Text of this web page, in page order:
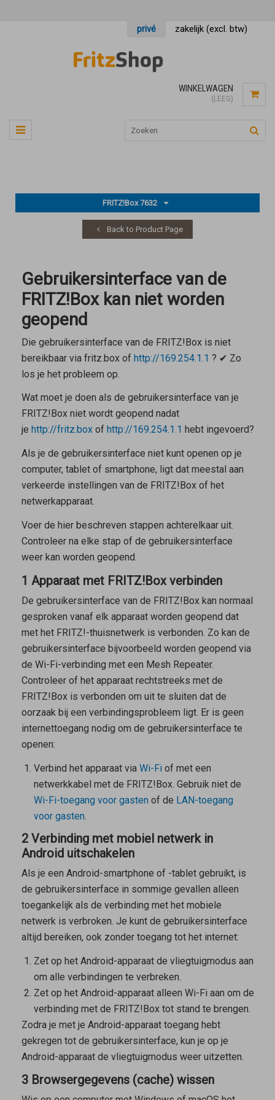
privé zakelijk (excl. btw)
WINKELWAGEN
(LEEG)
FRITZ!Box 7632
Back to Product Page
Gebruikersinterface van de
FRITZ!Box kan niet worden
geopend
Die gebruikersinterface van de FRITZ!Box is niet
bereikbaar via fritz.boxof http://169.254.1.1 ? ✔ Zo
los je het probleem op.
Wat moet je doen als de gebruikersinterface van je
FRITZ!Box niet wordt geopend nadat
je http://fritz.boxof http://169.254.1.1 hebt ingevoerd?
Als je de gebruikersinterface niet kunt openen op je
computer, tablet of smartphone, ligt dat meestal aan
verkeerde instellingen van de FRITZ!Box of het
netwerkapparaat.
Voer de hier beschreven stappen achterelkaar uit.
Controleer na elke stap of de gebruikersinterface
weer kan worden geopend.
1 Apparaat met FRITZ!Box verbinden
De gebruikersinterface van de FRITZ!Box kan normaal
gesproken vanaf elk apparaat worden geopend dat
met het FRITZ!-thuisnetwerk is verbonden. Zo kan de
gebruikersinterface bijvoorbeeld worden geopend via
de Wi-Fi-verbinding met een Mesh Repeater.
Controleer of het apparaat rechtstreeks met de
FRITZ!Box is verbonden om uit te sluiten dat de
oorzaak bij een verbindingsprobleem ligt. Er is geen
internettoegang nodig om de gebruikersinterface te
openen:
Verbind het apparaat via Wi-Fiof met een
netwerkkabel met de FRITZ!Box. Gebruik nietde
Wi-Fi-toegang voor gasten of de LAN-toegang
voor gasten
2 Verbinding met mobiel netwerk in
Android uitschakelen
Als je een Android-smartphone of -tablet gebruikt, is
de gebruikersinterface in sommige gevallen alleen
toegankelijk als de verbinding met het mobiele
netwerk is verbroken. Je kunt de gebruikersinterface
altijd bereiken, ook zonder toegang tot het internet:
Zet op het Android-apparaat de vliegtuigmodus aan
om alle verbindingen te verbreken.
Zet op het Android-apparaat alleen Wi-Fi aan om de
verbinding met de FRITZ!Box tot stand te brengen.
Zodra je met je Android-apparaat toegang hebt
gekregen tot de gebruikersinterface, kun je op je
Android-apparaat de vliegtuigmodus weer uitzetten.
3 Browsergegevens (cache) wissen